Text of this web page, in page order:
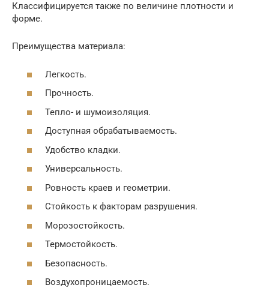
Классифицируется также по величине плотности и
форме.
Преимущества материала:
Легкость.
Прочность.
Тепло- и шумоизоляция.
Доступная обрабатываемость.
Удобство кладки.
Универсальность.
Ровность краев и геометрии.
Стойкость к факторам разрушения.
Морозостойкость.
Термостойкость.
Безопасность.
Воздухопроницаемость.